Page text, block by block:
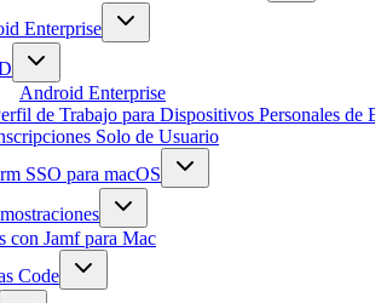
Enterprise
Android Enterprise
de Trabajo para Dispositivos Personales de
Solo de Usuario
SSO para macOS
con Jamf para Mac
Code